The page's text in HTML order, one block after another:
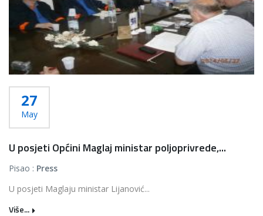
27
May
U posjeti Općini Maglaj ministar poljoprivrede,...
Pisao : Press
U posjeti Maglaju ministar Lijanović...
Više...